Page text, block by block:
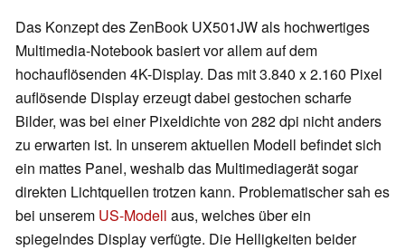
Das Konzept des ZenBook UX501JW als hochwertiges
Multimedia-Notebook basiert vor allem auf dem
hochauflösenden 4K-Display. Das mit 3.840 x 2.160 Pixel
auflösende Display erzeugt dabei gestochen scharfe
Bilder, was bei einer Pixeldichte von 282 dpi nicht anders
zu erwarten ist. In unserem aktuellen Modell befindet sich
ein mattes Panel, weshalb das Multimediagerät sogar
direkten Lichtquellen trotzen kann. Problematischer sah es
bei unserem US-Modell aus, welches über ein
spiegelndes Display verfügte. Die Helligkeiten beider